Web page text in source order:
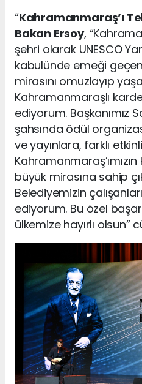
“Kahramanmaraş’ı
Bakan Ersoy,
şehri olarak UNESCO
kabulünde emeği
mirasını omuzlayıp
Kahramanmaraşlı
ediyorum. Başkanımız
şahsında ödül
ve yayınlara, farklı
büyük mirasına sahip
Belediyemizin
ediyorum. Bu özel
ülkemize hayırlı olsun”